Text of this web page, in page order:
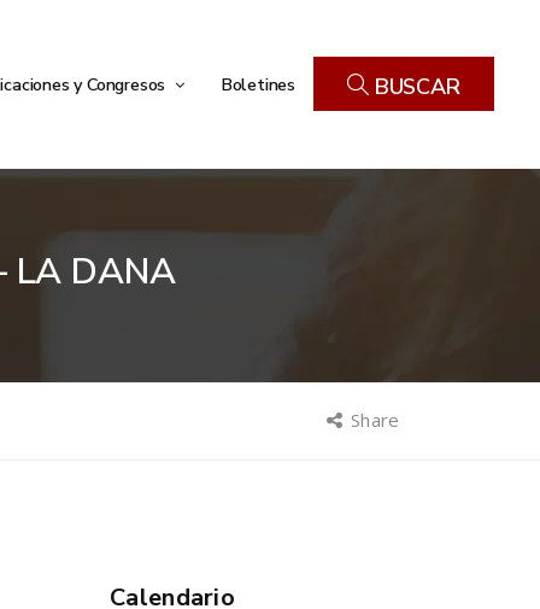
y Congresos Boletines BUSCAR
LA DANA
Share
Calendario